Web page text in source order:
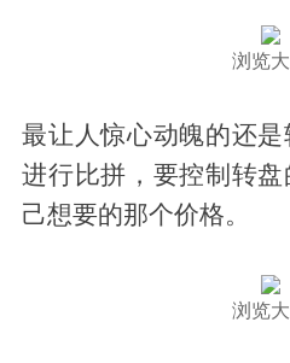
浏览
最让人惊心动魄的还
进行比拼，要控制转
己想要的那个价格。
浏览